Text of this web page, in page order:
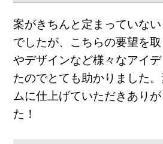
案がきちんと定まっていな
でしたが、 こちらの要望を
やデザインなど様々なアイ
たのでとても助かりました。
ムに仕上げていただきあり
た！